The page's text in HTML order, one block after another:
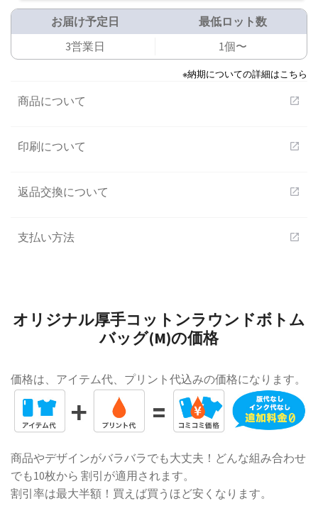
お届け予定日
3営業日
最低ロット数
1個〜
※納期についての詳細はこちら
商品について open_in_new
印刷について open_in_new
返品交換について open_in_new
支払い方法 open_in_new
オリジナル厚手コットンラウンドボトム
バッグ(M)の価格
価格は、アイテム代、プリント代込みの価格になります。
商品やデザインがバラバラでも大丈夫！どんな組み合わせ
でも10枚から 割引が適用されます。
割引率は最大半額！買えば買うほど安くなります。